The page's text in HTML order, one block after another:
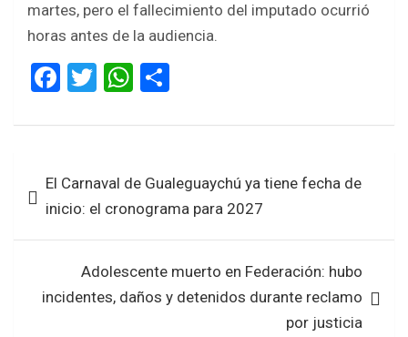
martes, pero el fallecimiento del imputado ocurrió
horas antes de la audiencia.
F
ce
o
o
k
T
tt
W
at
A
p
p
ar
de El Carnaval de Gualeguaychú ya tiene fecha de
inicio: el cronograma para 2027
Adolescente muerto en Federación: hubo
incidentes, daños y detenidos durante reclamo
por justicia